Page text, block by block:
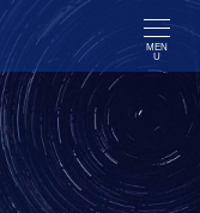
MEN
U